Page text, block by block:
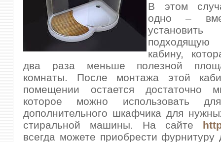
В этом
одно –
кабину,
два раза меньше полезной
комнаты. После монтажа этой
помещении остается достаточно
которое можно использовать
дополнительного шкафчика для
стиральной машины. На сайте
всегда можете приобрести